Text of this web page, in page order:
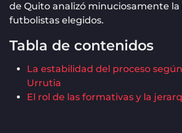
de Quito analizó minuciosamente
futbolistas elegidos.
Tabla de contenidos
La estabilidad del proceso
Urrutia
El rol de las formativas y la